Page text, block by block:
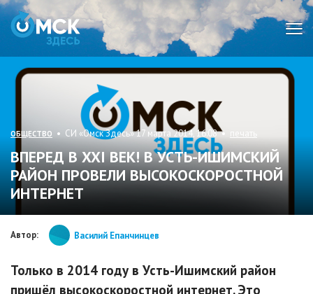
ОБЩЕСТВО • СИ «Омск Здесь» 17 марта 2014, 16:08 • печать
ВПЕРЕД В XXI ВЕК! В УСТЬ-ИШИМСКИЙ
РАЙОН ПРОВЕЛИ ВЫСОКОСКОРОСТНОЙ
ИНТЕРНЕТ
Автор: Василий Епанчинцев
Только в 2014 году в Усть-Ишимский район
пришёл высокоскоростной интернет. Это